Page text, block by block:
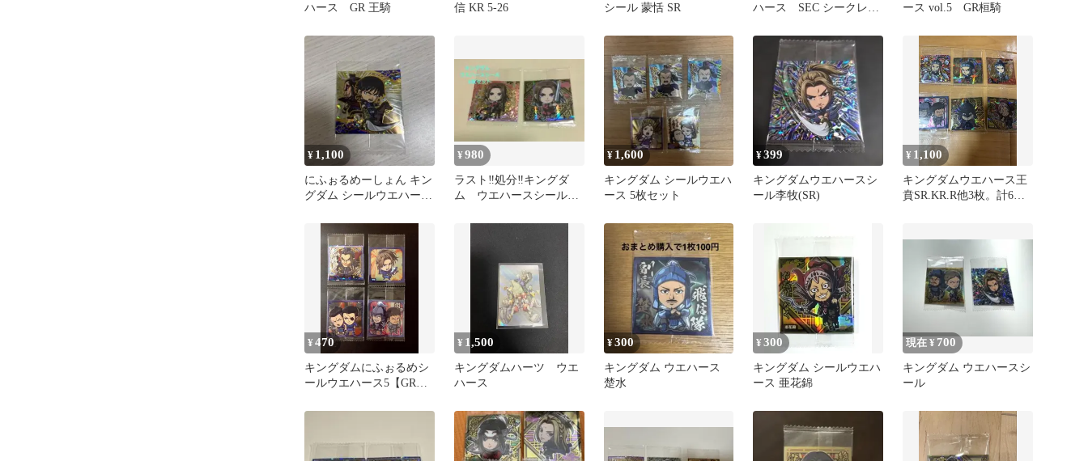
ハース GR 王騎
信 KR 5-26
シール 蒙恬 SR
ハース SEC シークレッ
ース vol.5 GR桓騎
¥ 1,100
にふぉるめーしょん キン
グダム シールウエハース
¥980
ラスト‼️処分‼️キングダ
ム ウエハースシール8
¥ 1,600
キングダム シールウエハ
ース 5枚セット
¥399
キングダムウエハースシ
ール李牧(SR)
¥ 1,100
キングダムウエハース王
賁SR.KR.R他3枚。計6枚
¥470
キングダムにふぉるめシ
ールウエハース5【GR王
¥ 1,500
キングダムハーツ ウエ
ハース
¥300
キングダム ウエハース
楚水
¥300
キングダム シールウエハ
ース 亜花錦
現在 ¥ 700
キングダム ウエハースシ
ール